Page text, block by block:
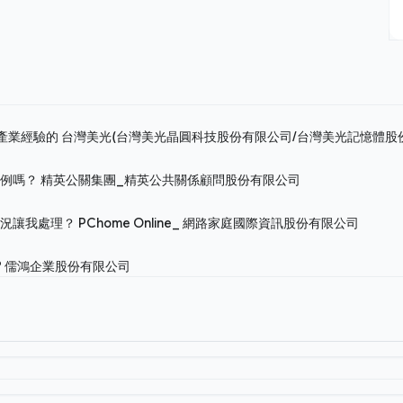
業經驗的 台灣美光(台灣美光晶圓科技股份有限公司/台灣美光記憶體
嗎？ 精英公關集團_精英公共關係顧問股份有限公司
讓我處理？ PChome Online_ 網路家庭國際資訊股份有限公司
儒鴻企業股份有限公司